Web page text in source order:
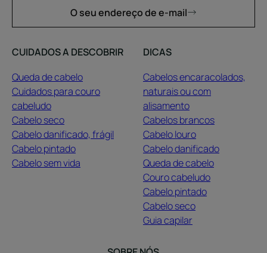
O seu endereço de e-mail
CUIDADOS A DESCOBRIR
Queda de cabelo
Cuidados para couro
cabeludo
Cabelo seco
Cabelo danificado, frágil
Cabelo pintado
Cabelo sem vida
DICAS
Cabelos encaracolados,
naturais ou com
alisamento
Cabelos brancos
Cabelo louro
Cabelo danificado
Queda de cabelo
Couro cabeludo
Cabelo pintado
Cabelo seco
Guia capilar